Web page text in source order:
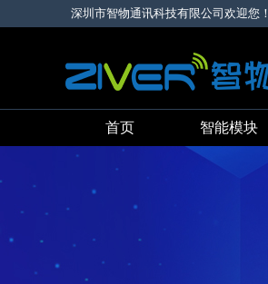
深圳市智物通讯科技有限公司欢迎您！
首页 智能模块